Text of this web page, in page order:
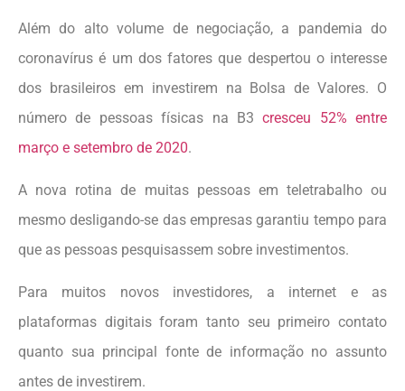
Além do alto volume de negociação, a pandemia do
coronavírus é um dos fatores que despertou o interesse
dos brasileiros em investirem na Bolsa de Valores. O
número de pessoas físicas na B3cresceu 52% entre
março e setembro de 2020.
A nova rotina de muitas pessoas em teletrabalho ou
mesmo desligando-se das empresas garantiu tempo para
que as pessoas pesquisassem sobre investimentos.
Para muitos novos investidores, a internet e as
plataformas digitais foram tanto seu primeiro contato
quanto sua principal fonte de informação no assunto
antes de investirem.